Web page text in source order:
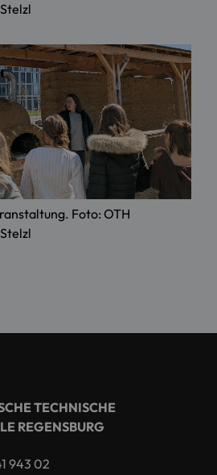
Foto: OTH
TECHNISCHE
REGENSBURG
943 02